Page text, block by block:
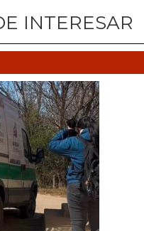
INTERESAR